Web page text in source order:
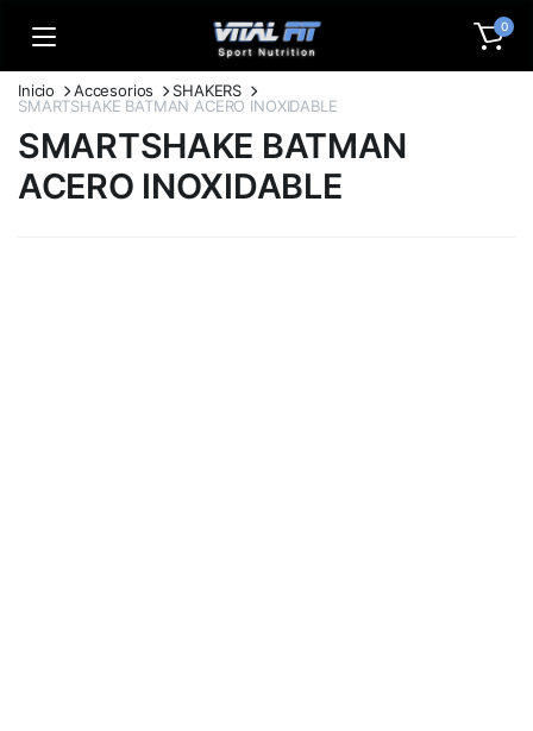
0
Inicio Accesorios
SHAKERS
SMARTSHAKE BATMAN ACERO INOXIDABLE
SMARTSHAKE BATMAN
ACERO INOXIDABLE